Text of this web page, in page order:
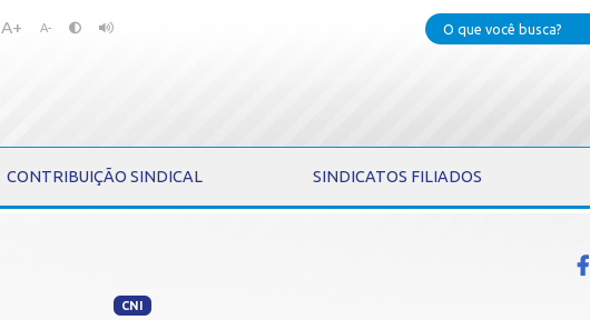
Pular
Pular
A+ A-
CONTRIBUIÇÃO SINDICAL SINDICATOS FILIADOS
CNI